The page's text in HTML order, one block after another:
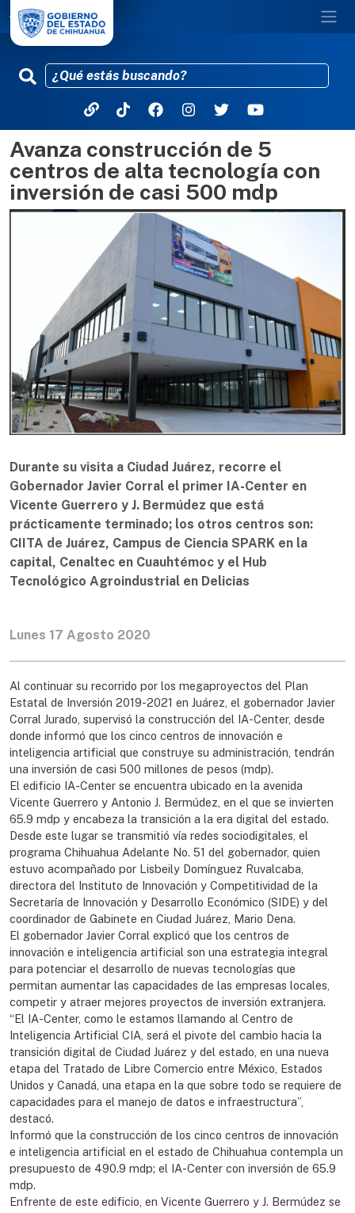
Pasar al contenido principal
Avanza construcción de 5
centros de alta tecnología con
inversión de casi 500 mdp
Durante su visita a Ciudad Juárez, recorre el
Gobernador Javier Corral el primer IA-Center en
Vicente Guerrero y J. Bermúdez que está
prácticamente terminado; los otros centros son:
CIITA de Juárez, Campus de Ciencia SPARK en la
capital, Cenaltec en Cuauhtémoc y el Hub
Tecnológico Agroindustrial en Delicias
Lunes 17 Agosto 2020
Al continuar su recorrido por los megaproyectos del Plan
Estatal de Inversión 2019-2021 en Juárez, el gobernador Javier
Corral Jurado, supervisó la construcción del IA-Center, desde
donde informó que los cinco centros de innovación e
inteligencia artificial que construye su administración, tendrán
una inversión de casi 500 millones de pesos (mdp).
El edificio IA-Center se encuentra ubicado en la avenida
Vicente Guerrero y Antonio J. Bermúdez, en el que se invierten
65.9 mdp y encabeza la transición a la era digital del estado.
Desde este lugar se transmitió vía redes sociodigitales, el
programa Chihuahua Adelante No. 51 del gobernador, quien
estuvo acompañado por Lisbeily Domínguez Ruvalcaba,
directora del Instituto de Innovación y Competitividad de la
Secretaría de Innovación y Desarrollo Económico (SIDE) y del
coordinador de Gabinete en Ciudad Juárez, Mario Dena.
El gobernador Javier Corral explicó que los centros de
innovación e inteligencia artificial son una estrategia integral
para potenciar el desarrollo de nuevas tecnologías que
permitan aumentar las capacidades de las empresas locales,
competir y atraer mejores proyectos de inversión extranjera.
“El IA-Center, como le estamos llamando al Centro de
Inteligencia Artificial CIA, será el pivote del cambio hacia la
transición digital de Ciudad Juárez y del estado, en una nueva
etapa del Tratado de Libre Comercio entre México, Estados
Unidos y Canadá, una etapa en la que sobre todo se requiere de
capacidades para el manejo de datos e infraestructura”,
destacó.
Informó que la construcción de los cinco centros de innovación
e inteligencia artificial en el estado de Chihuahua contempla un
presupuesto de 490.9 mdp; el IA-Center con inversión de 65.9
mdp.
Enfrente de este edificio, en Vicente Guerrero y J. Bermúdez se